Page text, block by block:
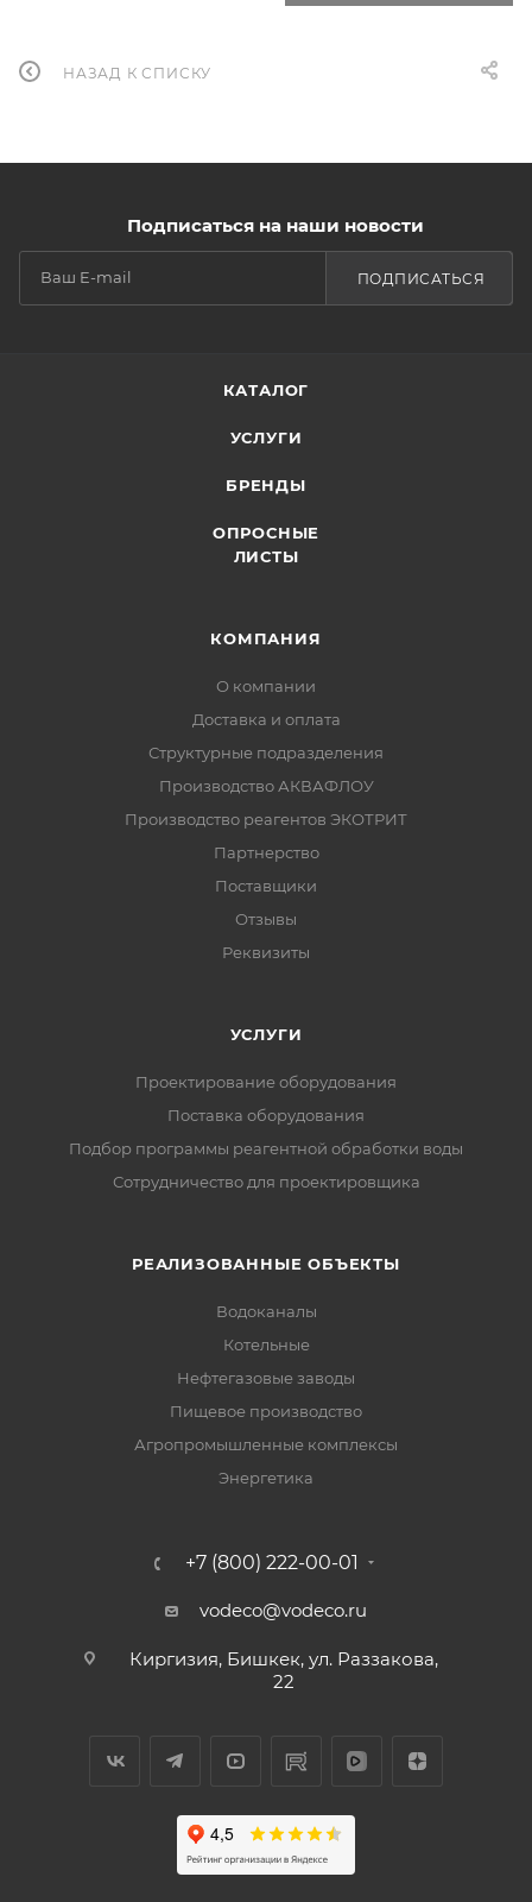
НАЗАД К СПИСКУ
Подписаться на наши новости
ПОДПИСАТЬСЯ
КАТАЛОГ
УСЛУГИ
БРЕНДЫ
ОПРОСНЫЕ
ЛИСТЫ
КОМПАНИЯ
О компании
Доставка и оплата
Структурные подразделения
Производство АКВАФЛОУ
Производство реагентов ЭКОТРИТ
Партнерство
Поставщики
Отзывы
Реквизиты
УСЛУГИ
Проектирование оборудования
Поставка оборудования
Подбор программы реагентной обработки воды
Сотрудничество для проектировщика
РЕАЛИЗОВАННЫЕ ОБЪЕКТЫ
Водоканалы
Котельные
Нефтегазовые заводы
Пищевое производство
Агропромышленные комплексы
Энергетика
+7 (800) 222-00-01
vodeco@vodeco.ru
Киргизия, Бишкек, ул. Раззакова,
22